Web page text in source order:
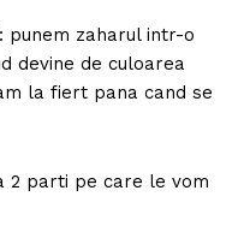
punem zaharul intr-o
devine de culoarea
la fiert pana cand se
2 parti pe care le vom